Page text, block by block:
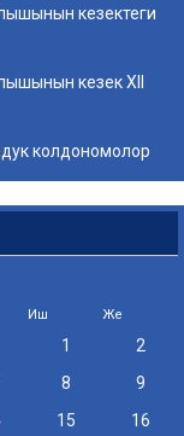
кезектеги
кезек ХII
колдономолор
Иш Же
1
2
8
9
15
16